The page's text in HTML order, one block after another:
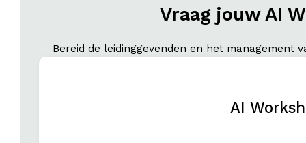
Vraag jouw AI
Bereid de leidinggevenden en het management
AI